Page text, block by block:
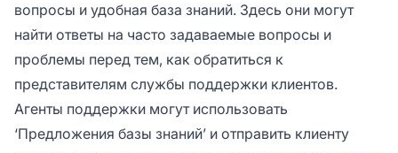
вопросы и удобная база знаний. Здесь они могут
найти ответы на часто задаваемые вопросы и
проблемы перед тем, как обратиться к
представителям службы поддержки клиентов.
Агенты поддержки могут использовать
‘Предложения базы знаний’ и отправить клиенту